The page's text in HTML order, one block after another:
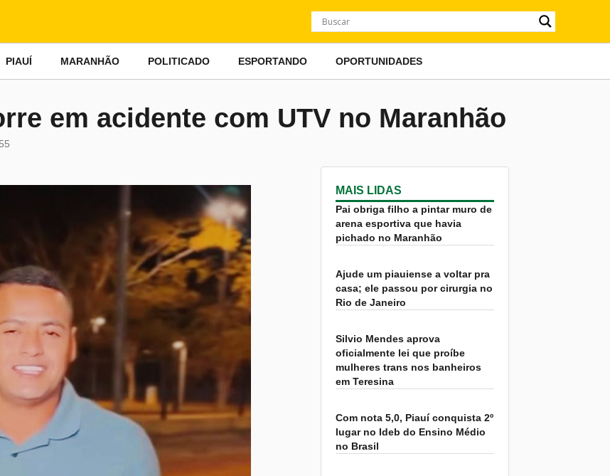
PIAUÍ MARANHÃO POLITICADO ESPORTANDO OPORTUNIDADES
em acidente com UTV no Maranhão
MAIS LIDAS
Pai obriga filho a pintar muro de
arena esportiva que havia
pichado no Maranhão
Ajude um piauiense a voltar pra
casa; ele passou por cirurgia no
Rio de Janeiro
Silvio Mendes aprova
oficialmente lei que proíbe
mulheres trans nos banheiros
em Teresina
Com nota 5,0, Piauí conquista 2º
lugar no Ideb do Ensino Médio
no Brasil